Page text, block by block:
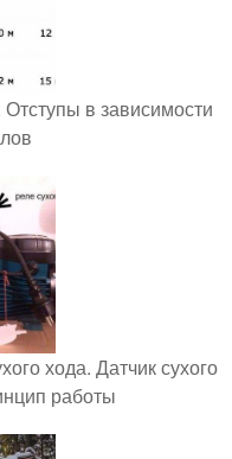
в зависимости
хода. Датчик сухого
работы